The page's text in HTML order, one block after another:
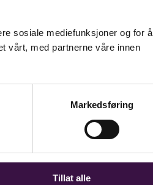
sosiale mediefunksjoner og for å
vårt, med partnerne våre innen
Markedsføring
Tillat alle